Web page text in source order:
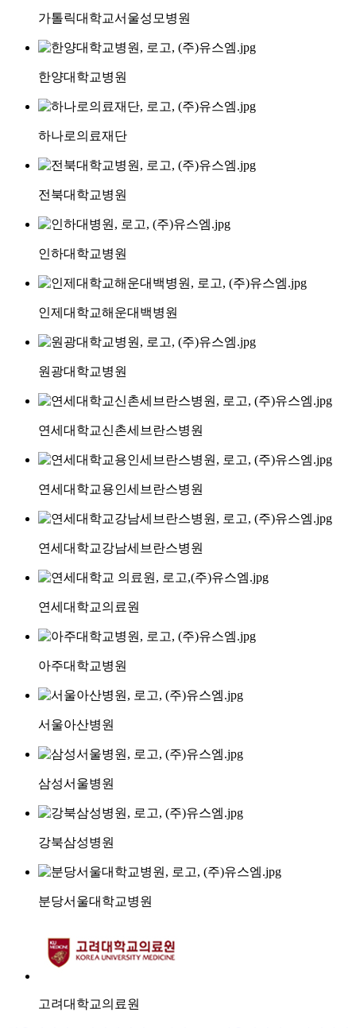
가톨릭대학교서울성모병원
한양대학교병원
하나로의료재단
전북대학교병원
인하대학교병원
인제대학교해운대백병원
원광대학교병원
연세대학교신촌세브란스병원
연세대학교용인세브란스병원
연세대학교강남세브란스병원
연세대학교의료원
아주대학교병원
서울아산병원
삼성서울병원
강북삼성병원
분당서울대학교병원
고려대학교의료원